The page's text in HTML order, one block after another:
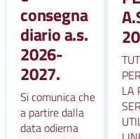
consegna
diario a.s.
2026-
2027.
Si comunica che
a partire dalla
data odierna
LA